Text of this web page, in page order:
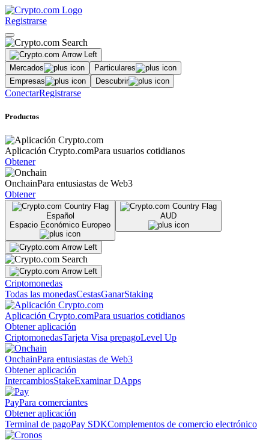
Registrarse
Mercados
Particulares
Empresas
Descubrir
ConectarRegistrarse
Productos
Aplicación Crypto.comPara usuarios cotidianos
Obtener
OnchainPara entusiastas de Web3
Obtener
Español
Espacio Económico Europeo
AUD
Criptomonedas
Todas las monedasCestasGanarStaking
Aplicación Crypto.comPara usuarios cotidianos
Obtener aplicación
CriptomonedasTarjeta Visa prepagoLevel Up
OnchainPara entusiastas de Web3
Obtener aplicación
IntercambiosStakeExaminar DApps
PayPara comerciantes
Obtener aplicación
Terminal de pagoPay SDKComplementos de comercio electrónico